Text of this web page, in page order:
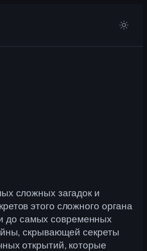
сложных загадок и
этого сложного органа
до самых современных
скрывающей секреты
открытий, которые